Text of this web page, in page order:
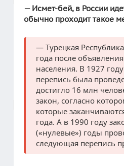
— Исмет-бей, в России
обычно проходит такое
— Турецкая
года после
населения. В 1927
перепись была
достигло 16 млн
закон, согласно
которые
года. А в 1990 году
(«нулевые») годы
следующая перепись